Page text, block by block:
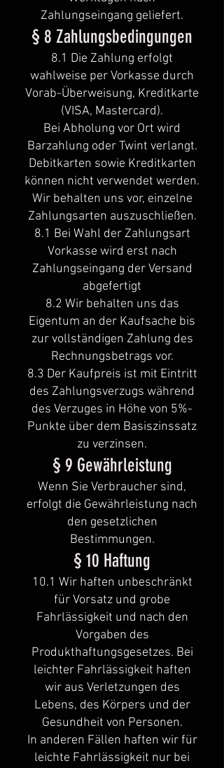
Zahlungseingang geliefert.
§ 8 Zahlungsbedingungen
8.1 Die Zahlung erfolgt
wahlweise per Vorkasse durch
Vorab-Überweisung, Kreditkarte
(VISA, Mastercard).
Bei Abholung vor Ort wird
Barzahlung oder Twint verlangt.
Debitkarten sowie Kreditkarten
können nicht verwendet werden.
Wir behalten uns vor, einzelne
Zahlungsarten auszuschließen.
8.1 Bei Wahl der Zahlungsart
Vorkasse wird erst nach
Zahlungseingang der Versand
abgefertigt
8.2 Wir behalten uns das
Eigentum an der Kaufsache bis
zur vollständigen Zahlung des
Rechnungsbetrags vor.
8.3 Der Kaufpreis ist mit Eintritt
des Zahlungsverzugs während
des Verzuges in Höhe von 5%-
Punkte über dem Basiszinssatz
zu verzinsen.
§ 9 Gewährleistung
Wenn Sie Verbraucher sind,
erfolgt die Gewährleistung nach
den gesetzlichen
Bestimmungen.
§ 10 Haftung
10.1 Wir haften unbeschränkt
für Vorsatz und grobe
Fahrlässigkeit und nach den
Vorgaben des
Produkthaftungsgesetzes. Bei
leichter Fahrlässigkeit haften
wir aus Verletzungen des
Lebens, des Körpers und der
Gesundheit von Personen.
In anderen Fällen haften wir für
leichte Fahrlässigkeit nur bei